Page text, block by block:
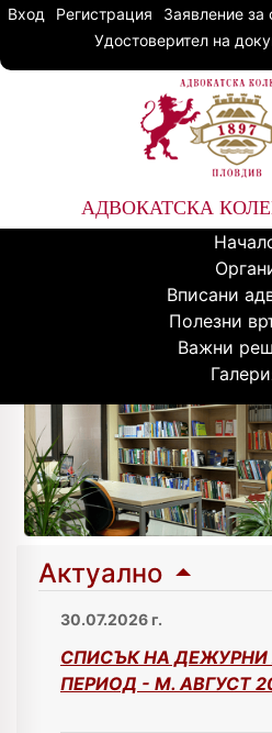
Вход Регистрация
Заявление
Удостоверител на
АДВОКАТСКА
Вписани
Полезни
Важни
Previous
Актуално
30.07.2026 г.
СПИСЪК НА ДЕЖУРНИ
ПЕРИОД - М. АВГУСТ